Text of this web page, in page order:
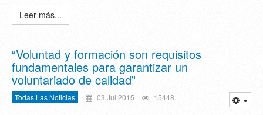
Leer más...
“Voluntad y formación son requisitos
fundamentales para garantizar un
voluntariado de calidad”
Todas Las Noticias 03 Jul 2015 15448